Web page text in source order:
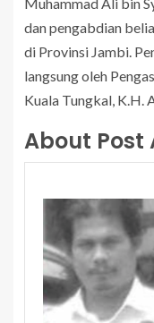
dan pengabdian
di Provinsi Jambi.
langsung oleh
Kuala Tungkal, K.H.
About Post